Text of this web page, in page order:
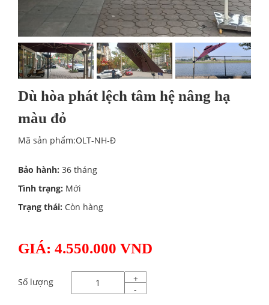
Dù hòa phát lệch tâm hệ nâng hạ
màu đỏ
Mã sản phẩm:OLT-NH-Đ
Bảo hành: 36 tháng
Tình trạng: Mới
Trạng thái: Còn hàng
GIÁ: 4.550.000 VND
Số lượng
+
-